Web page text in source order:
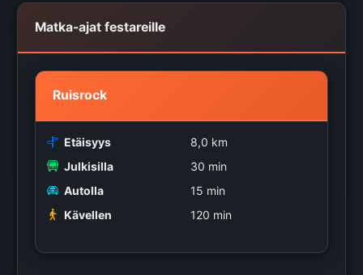
Matka-ajat festareille
Ruisrock
Etäisyys
8,0 km
Julkisilla
30 min
Autolla
15 min
Kävellen
120 min